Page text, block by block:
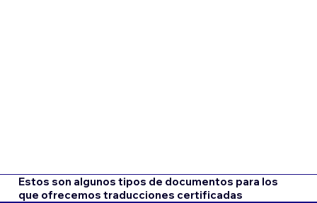
Estos son algunos tipos de documentos para los
que ofrecemos traducciones certificadas